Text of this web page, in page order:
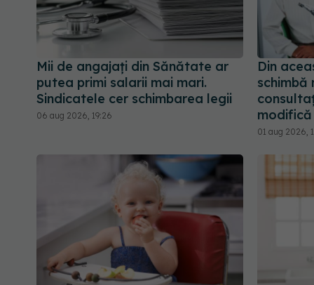
Mii de angajați din Sănătate ar
putea primi salarii mai mari.
Sindicatele cer schimbarea legii
06 aug 2026, 19:26
Din
schimbă
01 aug 2026,